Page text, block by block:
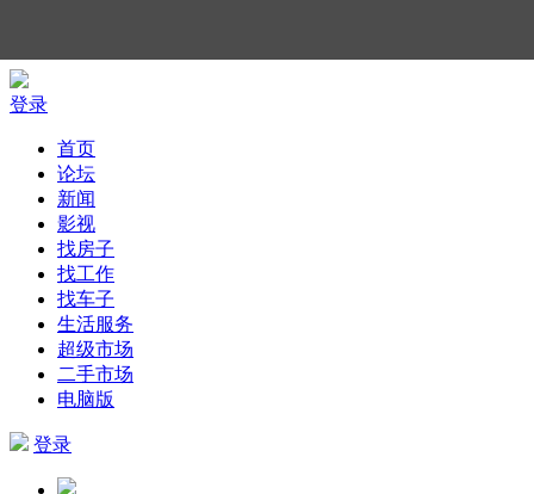
登录
首页
论坛
新闻
影视
找房子
找工作
找车子
生活服务
超级市场
二手市场
电脑版
登录